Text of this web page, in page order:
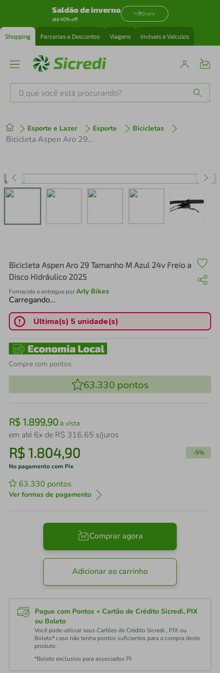
Saldão de inverno
até 40% off
Quero
Shopping Parcerias e Descontos Viagens Imóveis e Veículos
O que você está procurando?
Esporte e Lazer Esporte Bicicletas
Bicicleta Aspen Aro 29 Tamanho M Azul 24v Freio a Disco Hidráulico 2025
Bicicleta Aspen Aro 29 Tamanho M Azul 24v Freio a
Disco Hidráulico 2025
Fornecido e entregue porArly Bikes
Carregando…
Última(s) 5 unidade(s)
Compre com pontos:
63.330 pontos
R$ 1.899,90à vista
em até 6x de R$ 316,65 s/juros
R$1.804,90 -5%
No pagamento com Pix
63.330 pontos
Ver formas de pagamento
Comprar agora
Adicionar ao carrinho
Pague com Pontos + Cartão de Crédito Sicredi, PIX
ou Boleto
Você pode utilizar seus Cartões de Crédito Sicredi , PIX ou
Boleto* caso não tenha pontos suficientes para a compra deste
produto.
*Boleto exclusivo para associados PJ
1º tenis
perfume